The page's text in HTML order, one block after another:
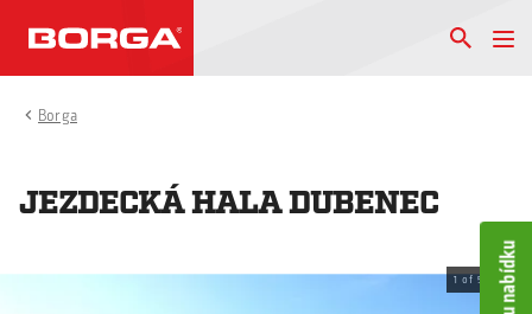
Borga
JEZDECKÁ HALA DUBENEC
1 of 5